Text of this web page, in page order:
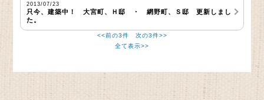
2013/07/23
只今、建築中！ 大宮町、Ｈ邸 ・ 網野町、Ｓ邸 更新しまし
た。
<<前の3件
次の3件>>
全て表示>>